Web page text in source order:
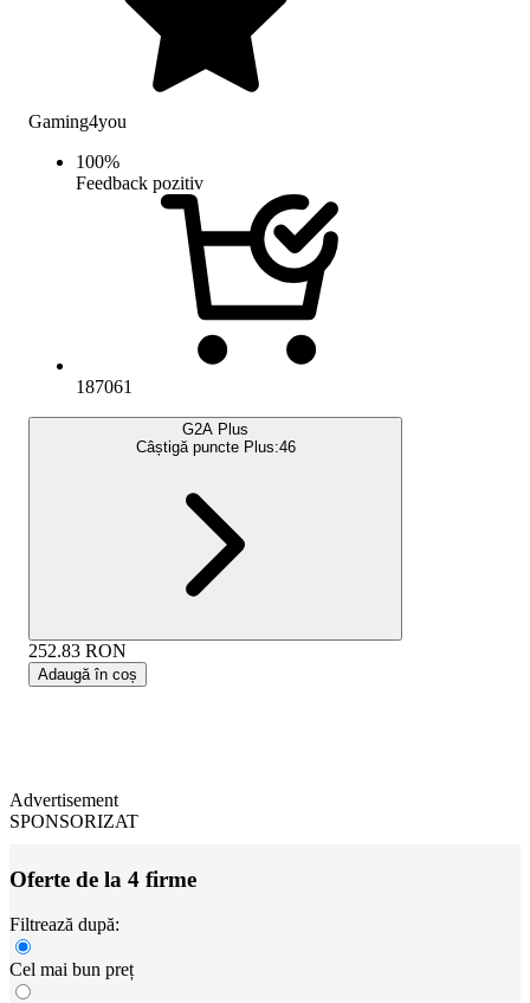
Gaming4you
100%
Feedback pozitiv
187061
G2A Plus
Câștigă puncte Plus:46
252.83 RON
Adaugă în coș
Advertisement
SPONSORIZAT
Oferte de la 4 firme
Filtrează după:
Cel mai bun preț